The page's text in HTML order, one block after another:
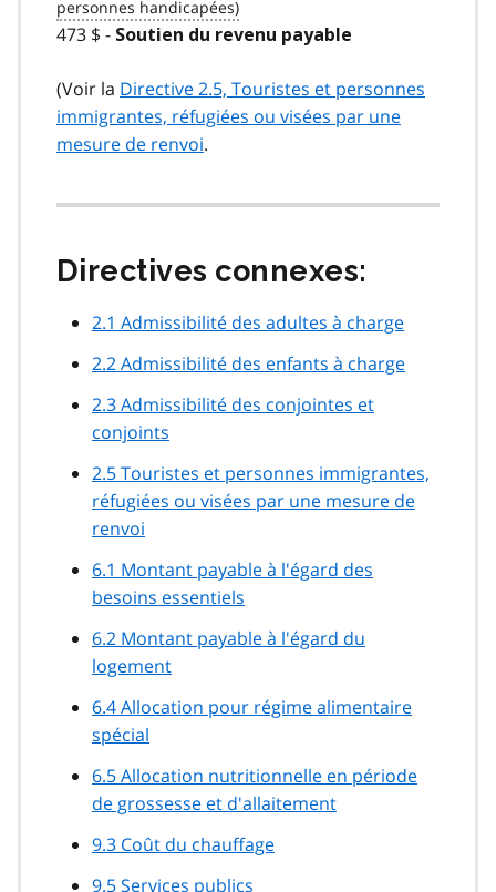
473 $ - Soutien du revenu payable
(Voir la Directive 2.5, Touristes et personnes
immigrantes, réfugiées ou visées par une
mesure de renvoi.
Directives connexes:
2.1 Admissibilité des adultes à charge
2.2 Admissibilité des enfants à charge
2.3 Admissibilité des conjointes et
conjoints
2.5 Touristes et personnes immigrantes,
réfugiées ou visées par une mesure de
renvoi
6.1 Montant payable à l'égard des
besoins essentiels
6.2 Montant payable à l'égard du
logement
6.4 Allocation pour régime alimentaire
spécial
6.5 Allocation nutritionnelle en période
de grossesse et d'allaitement
9.3 Coût du chauffage
9.5 Services publics